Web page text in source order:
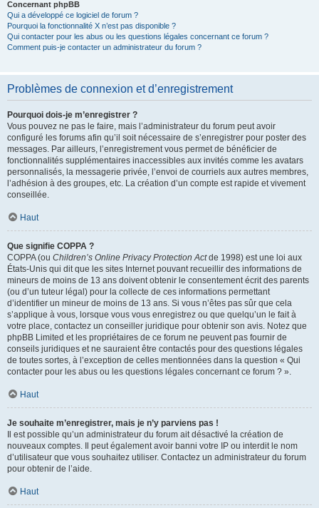
Concernant phpBB
Qui a développé ce logiciel de forum ?
Pourquoi la fonctionnalité X n’est pas disponible ?
Qui contacter pour les abus ou les questions légales concernant ce forum ?
Comment puis-je contacter un administrateur du forum ?
Problèmes de connexion et d’enregistrement
Pourquoi dois-je m’enregistrer ?
Vous pouvez ne pas le faire, mais l’administrateur du forum peut avoir
configuré les forums afin qu’il soit nécessaire de s’enregistrer pour poster des
messages. Par ailleurs, l’enregistrement vous permet de bénéficier de
fonctionnalités supplémentaires inaccessibles aux invités comme les avatars
personnalisés, la messagerie privée, l’envoi de courriels aux autres membres,
l’adhésion à des groupes, etc. La création d’un compte est rapide et vivement
conseillée.
Haut
Que signifie COPPA ?
COPPA (ou Children’s Online Privacy Protection Actde 1998) est une loi aux
États-Unis qui dit que les sites Internet pouvant recueillir des informations de
mineurs de moins de 13 ans doivent obtenir le consentement écrit des parents
(ou d’un tuteur légal) pour la collecte de ces informations permettant
d’identifier un mineur de moins de 13 ans. Si vous n’êtes pas sûr que cela
s’applique à vous, lorsque vous vous enregistrez ou que quelqu’un le fait à
votre place, contactez un conseiller juridique pour obtenir son avis. Notez que
phpBB Limited et les propriétaires de ce forum ne peuvent pas fournir de
conseils juridiques et ne sauraient être contactés pour des questions légales
de toutes sortes, à l’exception de celles mentionnées dans la question « Qui
contacter pour les abus ou les questions légales concernant ce forum ? ».
Haut
Je souhaite m’enregistrer, mais je n’y parviens pas !
Il est possible qu’un administrateur du forum ait désactivé la création de
nouveaux comptes. Il peut également avoir banni votre IP ou interdit le nom
d’utilisateur que vous souhaitez utiliser. Contactez un administrateur du forum
pour obtenir de l’aide.
Haut